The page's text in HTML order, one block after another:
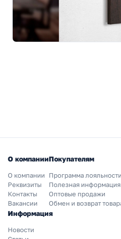
О компании
О компании
Реквизиты
Контакты
Вакансии
Покупателям
Программа лояльности
Полезная информация
Оптовые продажи
Обмен и возврат
Информация
Новости